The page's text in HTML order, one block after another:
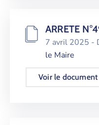
ARRETE
7 avril 2025 -
le Maire
Voir le document